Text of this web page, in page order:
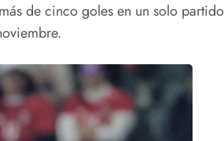
de cinco goles en un solo